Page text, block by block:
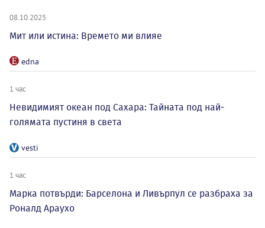
08.10.2025
Мит или истина: Времето ми влияе
edna
1 час
Невидимият океан под Сахара: Тайната под най-
голямата пустиня в света
vesti
1 час
Марка потвърди: Барселона и Ливърпул се разбраха за
Роналд Араухо